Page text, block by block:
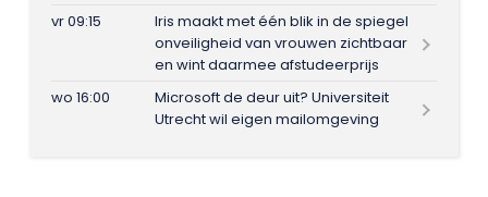
vr 09:15
Iris maakt met één blik in de spiegel
onveiligheid van vrouwen zichtbaar
en wint daarmee afstudeerprijs
wo 16:00
Microsoft de deur uit? Universiteit
Utrecht wil eigen mailomgeving